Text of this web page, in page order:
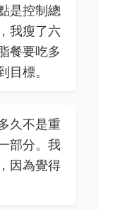
是控制總
我瘦了六
餐要吃多
標。
久不是重
部分。我
因為覺得